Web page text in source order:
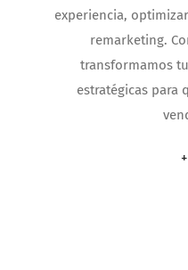
experiencia,
remarketing.
transformamos
estratégicas para